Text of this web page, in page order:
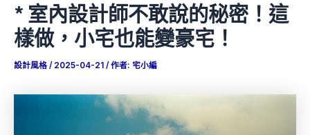
* 室內設計師不敢說的秘密！這
樣做，小宅也能變豪宅！
設計風格 / 2025-04-21 / 作者: 宅小編